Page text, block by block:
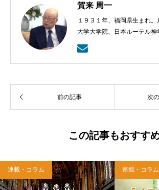
賀来 周一
１９３１年、福岡県生まれ
大学大学院、日本ルーテル神
ティー・ルーテル神学校卒業
ル教会牧師として、京都賀茂
武蔵野教会を牧会。その後
前の記事
次
この記事もおすす
連載・コラム 連載・コラム